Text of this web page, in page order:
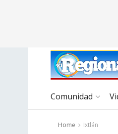
Comunidad
Home Ixtlán